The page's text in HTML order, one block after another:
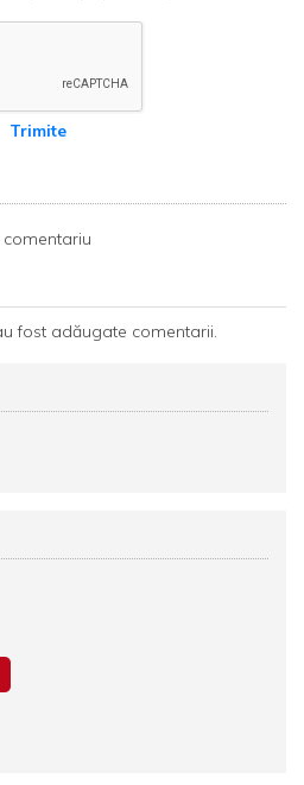
Trimite
fost adăugate comentarii.